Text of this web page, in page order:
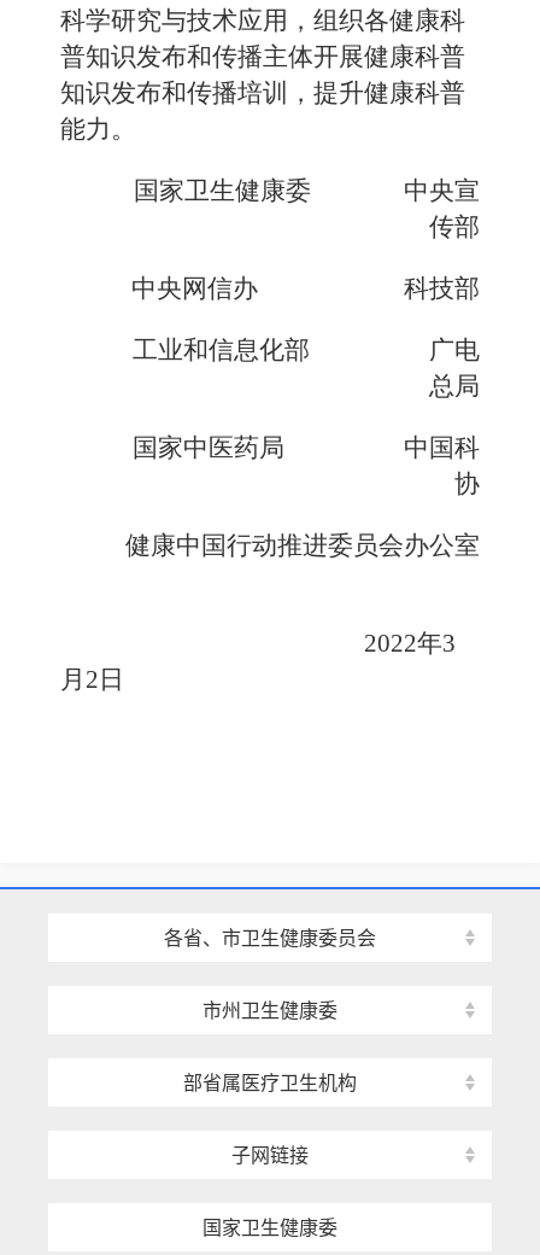
科学研究与技术应用，组织各健康科
普知识发布和传播主体开展健康科普
知识发布和传播培训，提升健康科普
能力。
国家卫生健康委
中央宣
传部
中央网信办 科技部
工业和信息化部
广电
总局
国家中医药局
中国科
协
健康中国行动推进委员会办公室
2022年3
月2日
各省、市卫生健康委员会
市州卫生健康委
部省属医疗卫生机构
子网链接
国家卫生健康委